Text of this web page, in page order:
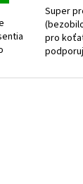
Super
pro
masa